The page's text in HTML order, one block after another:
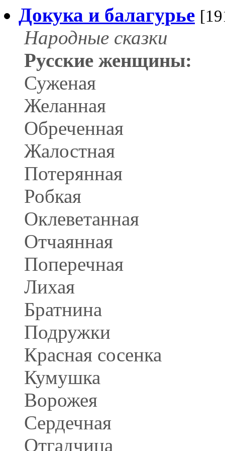
Докука и балагурье
Народные сказки
Русские женщины:
Суженая
Желанная
Обреченная
Жалостная
Потерянная
Робкая
Оклеветанная
Отчаянная
Поперечная
Лихая
Братнина
Подружки
Красная сосенка
Кумушка
Ворожея
Сердечная
Отгадчица